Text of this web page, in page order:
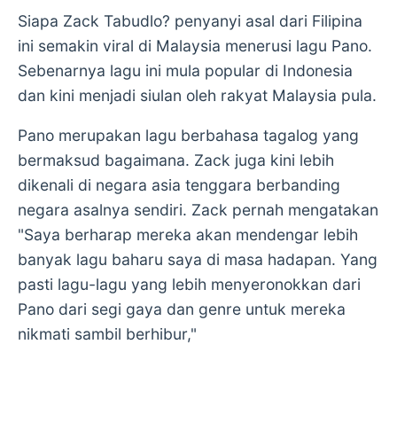
Siapa Zack Tabudlo? penyanyi asal dari Filipina
ini semakin viral di Malaysia menerusi lagu Pano.
Sebenarnya lagu ini mula popular di Indonesia
dan kini menjadi siulan oleh rakyat Malaysia pula.
Pano merupakan lagu berbahasa tagalog yang
bermaksud bagaimana. Zack juga kini lebih
dikenali di negara asia tenggara berbanding
negara asalnya sendiri. Zack pernah mengatakan
"Saya berharap mereka akan mendengar lebih
banyak lagu baharu saya di masa hadapan. Yang
pasti lagu-lagu yang lebih menyeronokkan dari
Pano dari segi gaya dan genre untuk mereka
nikmati sambil berhibur,"